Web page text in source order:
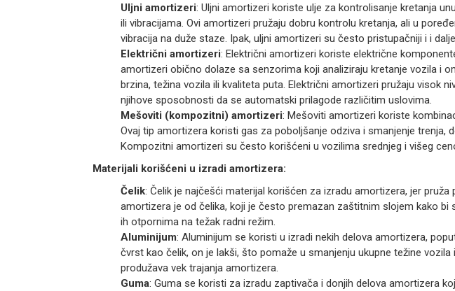
Uljni amortizeri: Uljni amortizeri koriste ulje za kontrolisanje kretanja
ili vibracijama. Ovi amortizeri pružaju dobru kontrolu kretanja, ali u
vibracija na duže staze. Ipak, uljni amortizeri su često pristupačniji i i
Električni amortizeri: Električni amortizeri koriste električne
amortizeri obično dolaze sa senzorima koji analiziraju kretanje vozila i
brzina, težina vozila ili kvaliteta puta. Električni amortizeri pružaju
njihove sposobnosti da se automatski prilagode različitim uslovima.
Mešoviti (kompozitni) amortizeri: Mešoviti amortizeri koriste
Ovaj tip amortizera koristi gas za poboljšanje odziva i smanjenje trenja,
Kompozitni amortizeri su često korišćeni u vozilima srednjeg i višeg
Materijali korišćeni u izradi amortizera:
Čelik: Čelik je najčešći materijal korišćen za izradu amortizera, jer
amortizera je od čelika, koji je često premazan zaštitnim slojem kako
ih otpornima na težak radni režim.
Aluminijum: Aluminijum se koristi u izradi nekih delova amortizera,
čvrst kao čelik, on je lakši, što pomaže u smanjenju ukupne težine
produžava vek trajanja amortizera.
Guma: Guma se koristi za izradu zaptivača i donjih delova amortizera